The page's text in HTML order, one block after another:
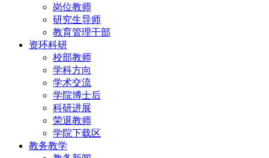
岗位教师
研究生导师
教育管理干部
资环科研
校部教师
学科方向
学术交流
学院博士后
科研进展
荣退教师
学院下载区
教务教学